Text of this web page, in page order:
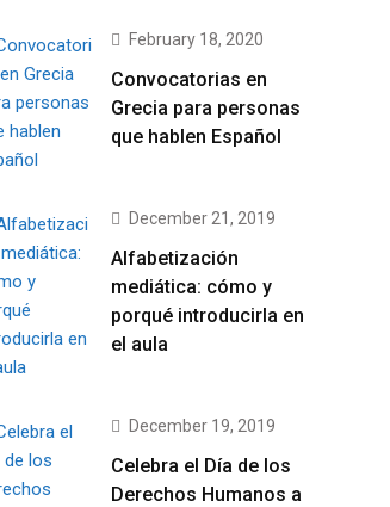
February 18, 2020
Convocatorias en
Grecia para personas
que hablen Español
December 21, 2019
Alfabetización
mediática: cómo y
porqué introducirla en
el aula
December 19, 2019
Celebra el Día de los
Derechos Humanos a